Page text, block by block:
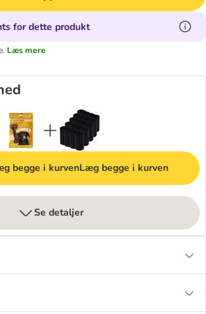
for dette produkt
Læs mere
begge i kurvenLæg begge i kurven
Se detaljer